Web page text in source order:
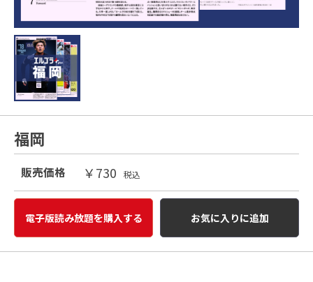
福岡
販売価格 ￥730 税込
電子版読み放題を購入する お気に入りに追加